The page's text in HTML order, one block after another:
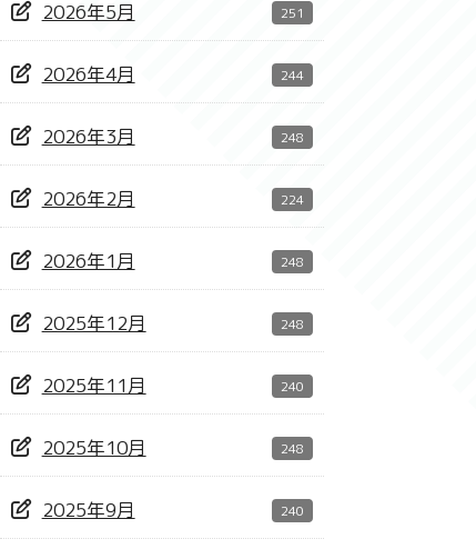
2026年5月 251
2026年4月 244
2026年3月 248
2026年2月 224
2026年1月 248
2025年12月 248
2025年11月 240
2025年10月 248
2025年9月 240